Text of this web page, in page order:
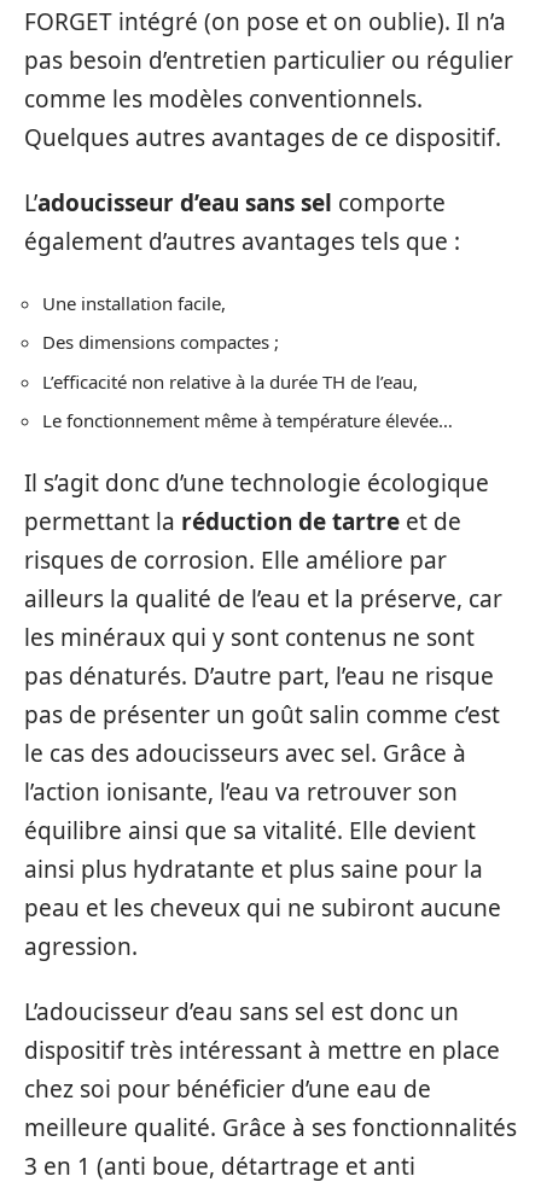
FORGET intégré (on pose et on oublie). Il n’a
pas besoin d’entretien particulier ou régulier
comme les modèles conventionnels.
Quelques autres avantages de ce dispositif.
L’adoucisseur d’eau sans sel comporte
également d’autres avantages tels que :
Une installation facile,
Des dimensions compactes ;
L’efficacité non relative à la durée TH de l’eau,
Le fonctionnement même à température élevée…
Il s’agit donc d’une technologie écologique
permettant la réduction de tartre et de
risques de corrosion. Elle améliore par
ailleurs la qualité de l’eau et la préserve, car
les minéraux qui y sont contenus ne sont
pas dénaturés. D’autre part, l’eau ne risque
pas de présenter un goût salin comme c’est
le cas des adoucisseurs avec sel. Grâce à
l’action ionisante, l’eau va retrouver son
équilibre ainsi que sa vitalité. Elle devient
ainsi plus hydratante et plus saine pour la
peau et les cheveux qui ne subiront aucune
agression.
L’adoucisseur d’eau sans sel est donc un
dispositif très intéressant à mettre en place
chez soi pour bénéficier d’une eau de
meilleure qualité. Grâce à ses fonctionnalités
3 en 1 (anti boue, détartrage et anti